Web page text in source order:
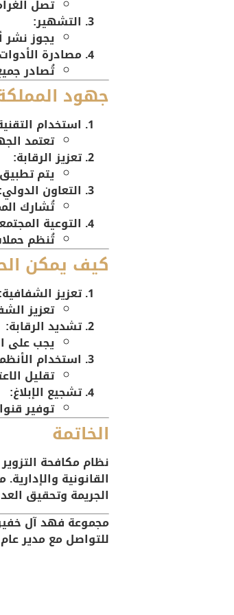
تصل
التشهير:
يجوز نشر
مصادرة
تُصادر
جهود
استخدام
تعتمد
تعزيز الرقابة:
يتم
التعاون الدولي:
تُشارك
التوعية
تُنظم
كيف يمكن
تعزيز الشفافية:
تعزيز
تشديد الرقابة:
يجب على
استخدام
تقليل
تشجيع الإبلاغ:
توفير
الخاتمة
نظام مكافحة
القانونية
الجريمة وتحقيق
مجموعة فهد آل خفير
للتواصل مع مدير